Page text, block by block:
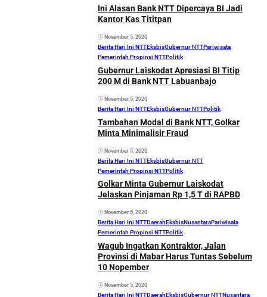
Ini Alasan Bank NTT Dipercaya BI Jadi
Kantor Kas Tititpan
November 5, 2020
Berita Hari Ini NTTEksbisGubernur NTTPariwisata
Pemerintah Propinsi NTTPolitik
Gubernur Laiskodat Apresiasi BI Titip
200 M di Bank NTT Labuanbajo
November 5, 2020
Berita Hari Ini NTTEksbisGubernur NTTPolitik
Tambahan Modal di Bank NTT, Golkar
Minta Minimalisir Fraud
November 5, 2020
Berita Hari Ini NTTEksbisGubernur NTT
Pemerintah Propinsi NTTPolitik
Golkar Minta Gubernur Laiskodat
Jelaskan Pinjaman Rp 1,5 T di RAPBD
November 5, 2020
Berita Hari Ini NTTDaerah EksbisNusantaraPariwisata
Pemerintah Propinsi NTTPolitik
Wagub Ingatkan Kontraktor, Jalan
Provinsi di Mabar Harus Tuntas Sebelum
10 Nopember
November 5, 2020
Berita Hari Ini NTTDaerahEksbisGubernur NTTNusantara